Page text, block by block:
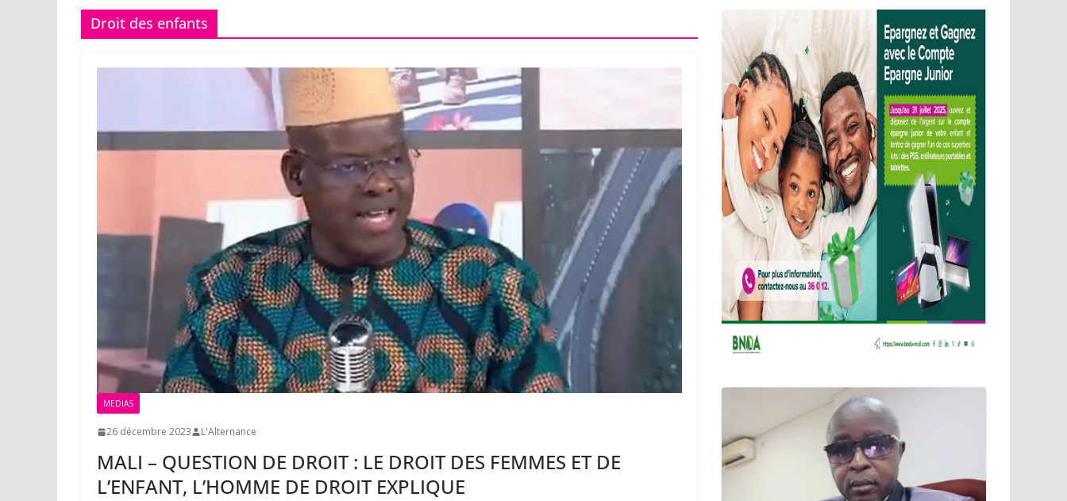
Droit des enfants
MEDIAS
26 décembre 2023 L'Alternance
MALI – QUESTION DE DROIT : LE DROIT DES FEMMES ET DE
L’ENFANT, L’HOMME DE DROIT EXPLIQUE